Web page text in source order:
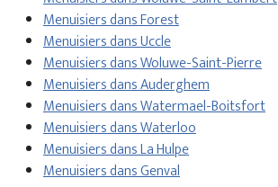
Menuisiers dans Forest
Menuisiers dans Uccle
Menuisiers dans Woluwe-Saint-Pierre
Menuisiers dans Auderghem
Menuisiers dans Watermael-Boitsfort
Menuisiers dans Waterloo
Menuisiers dans La Hulpe
Menuisiers dans Genval